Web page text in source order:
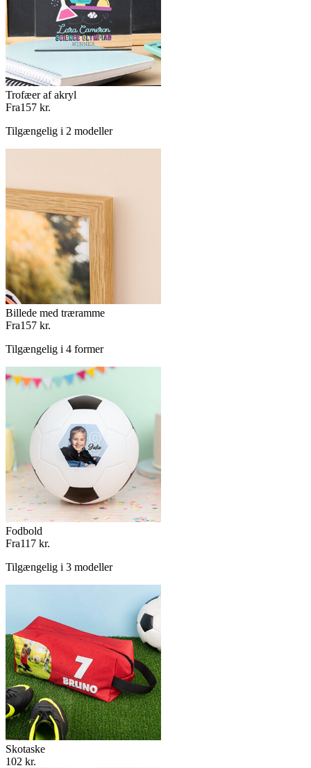
Trofæer af akryl
Fra157 kr.
Tilgængelig i 2 modeller
Billede med træramme
Fra157 kr.
Tilgængelig i 4 former
Fodbold
Fra117 kr.
Tilgængelig i 3 modeller
Skotaske
102 kr.